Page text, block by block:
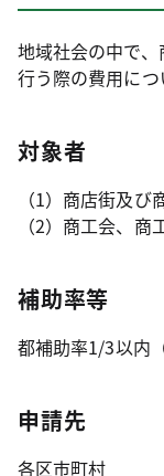
地域社会の中で
行う際の費用につ
対象者
（1）商店街及
（2）商工会、商
補助率等
都補助率1/3以内
申請先
各区市町村